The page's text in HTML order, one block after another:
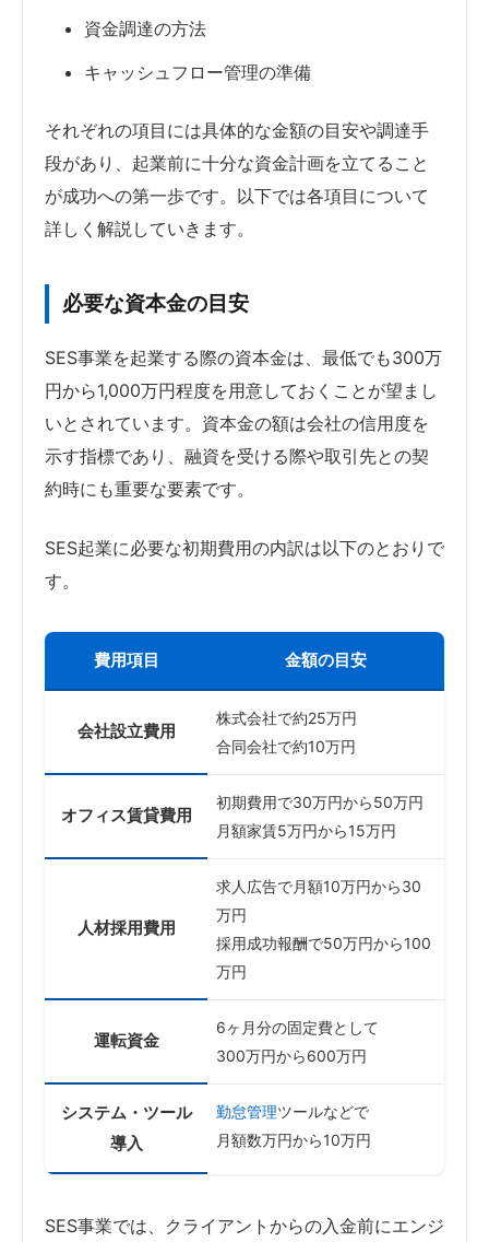
資金調達の方法
キャッシュフロー管理の準備
それぞれの項目には具体的な金額の目安や調達手
段があり、起業前に十分な資金計画を立てること
が成功への第一歩です。以下では各項目について
詳しく解説していきます。
必要な資本金の目安
SES事業を起業する際の資本金は、最低でも300万
円から1,000万円程度を用意しておくことが望まし
いとされています。資本金の額は会社の信用度を
示す指標であり、融資を受ける際や取引先との契
約時にも重要な要素です。
SES起業に必要な初期費用の内訳は以下のとおりで
す。
費用項目 金額の目安
会社設立費用
株式会社で約25万円
合同会社で約10万円
オフィス賃貸費用
初期費用で30万円から50万円
月額家賃5万円から15万円
人材採用費用
求人広告で月額10万円から30
万円
採用成功報酬で50万円から100
万円
運転資金
6ヶ月分の固定費として
300万円から600万円
システム・ツール
導入
勤怠管理ツールなどで
月額数万円から10万円
SES事業では、クライアントからの入金前にエンジ